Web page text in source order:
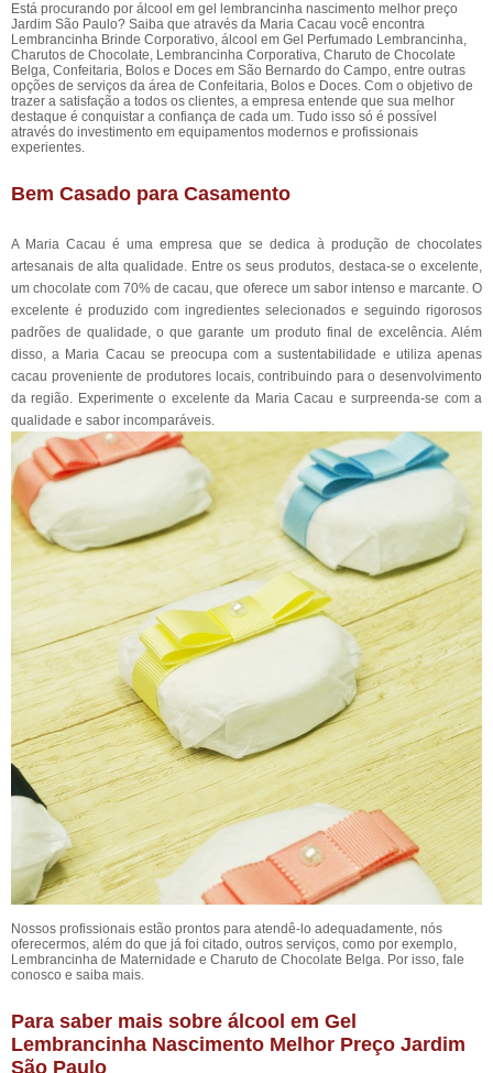
Está procurando por álcool em gel lembrancinha nascimento melhor preço
Jardim São Paulo? Saiba que através da Maria Cacau você encontra
Lembrancinha Brinde Corporativo, álcool em Gel Perfumado Lembrancinha,
Charutos de Chocolate, Lembrancinha Corporativa, Charuto de Chocolate
Belga, Confeitaria, Bolos e Doces em São Bernardo do Campo, entre outras
opções de serviços da área de Confeitaria, Bolos e Doces. Com o objetivo de
trazer a satisfação a todos os clientes, a empresa entende que sua melhor
destaque é conquistar a confiança de cada um. Tudo isso só é possível
através do investimento em equipamentos modernos e profissionais
experientes.
Bem Casado para Casamento
A Maria Cacau é uma empresa que se dedica à produção de chocolates
artesanais de alta qualidade. Entre os seus produtos, destaca-se o excelente,
um chocolate com 70% de cacau, que oferece um sabor intenso e marcante. O
excelente é produzido com ingredientes selecionados e seguindo rigorosos
padrões de qualidade, o que garante um produto final de excelência. Além
disso, a Maria Cacau se preocupa com a sustentabilidade e utiliza apenas
cacau proveniente de produtores locais, contribuindo para o desenvolvimento
da região. Experimente o excelente da Maria Cacau e surpreenda-se com a
qualidade e sabor incomparáveis.
Nossos profissionais estão prontos para atendê-lo adequadamente, nós
oferecermos, além do que já foi citado, outros serviços, como por exemplo,
Lembrancinha de Maternidade e Charuto de Chocolate Belga. Por isso, fale
conosco e saiba mais.
Para saber mais sobre álcool em Gel
Lembrancinha Nascimento Melhor Preço Jardim
São Paulo